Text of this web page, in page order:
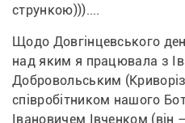
стрункою)))....
Щодо Довгінцевського
над яким я працювала з
Добровольським
співробітником нашого
Івановичем Івченком